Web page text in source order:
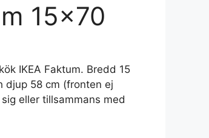
15×70
IKEA Faktum. Bredd 15
djup 58 cm (fronten ej
eller tillsammans med